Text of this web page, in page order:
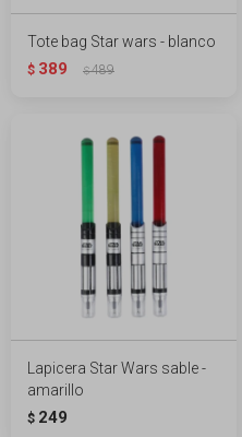
Tote bag Star wars - blanco
$ 389 $489
Lapicera Star Wars sable -
amarillo
$ 249